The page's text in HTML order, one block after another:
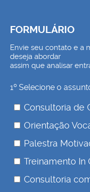
FORMULÁRIO
Envie seu contato e a
deseja abordar
assim que analisar
1º Selecione o
Consultoria de
Orientação
Palestra
Treinamento In
Consultoria